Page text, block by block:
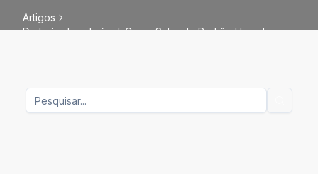
Artigos
De Imóvel em Imóvel: Como Subir de Padrão Usando o